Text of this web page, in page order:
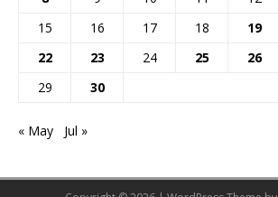
15
16 17 18 19
22
23 24 25 26
29
30
« May Jul »